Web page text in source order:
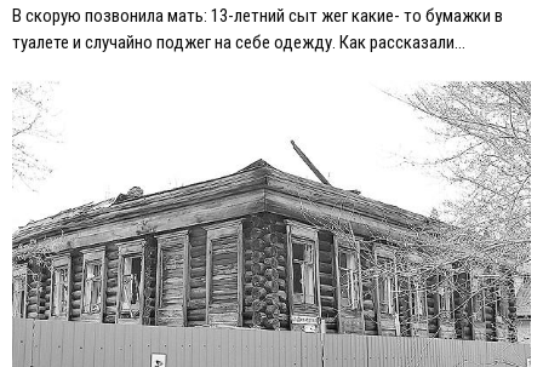
В скорую позвонила мать: 13-летний сыт жег какие- то бумажки в
туалете и случайно поджег на себе одежду. Как рассказали…